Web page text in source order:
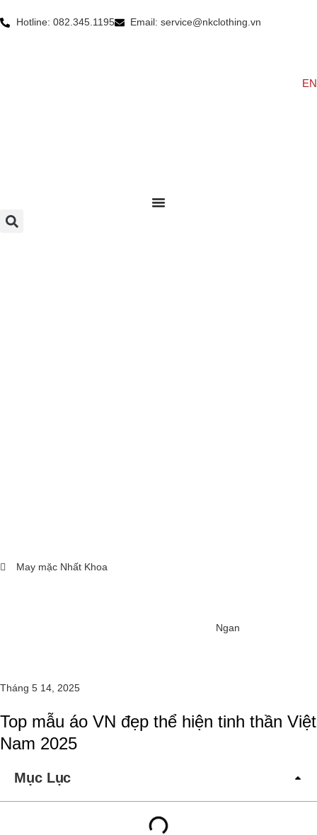
Hotline: 082.345.1195 Email: service@nkclothing.vn
EN
May mặc Nhất Khoa
Ngan
Tháng 5 14, 2025
Top mẫu áo VN đẹp thể hiện tinh thần Việt
Nam 2025
Mục Lục